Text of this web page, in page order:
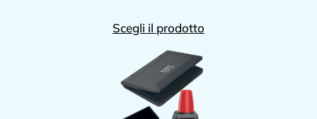
Scegli il prodotto